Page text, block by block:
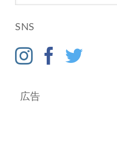
ー
イ
ブ
SNS
広告